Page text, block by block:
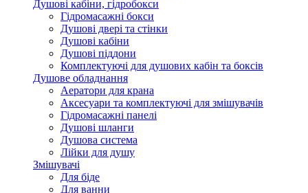
Душові кабіни, гідробокси
Гідромасажні бокси
Душові двері та стінки
Душові кабіни
Душові піддони
Комплектуючі для душових кабін та боксів
Душове обладнання
Аератори для крана
Аксесуари та комплектуючі для змішувачів
Гідромасажні панелі
Душові шланги
Душова система
Лійки для душу
Змішувачі
Для біде
Для ванни